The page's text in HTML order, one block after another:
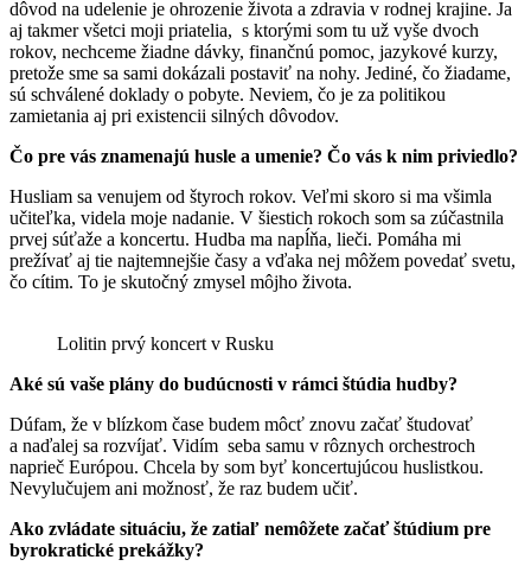
dôvod na udelenie je ohrozenie života a zdravia v rodnej krajine. Ja
aj takmer všetci moji priatelia, s ktorými som tu už vyše dvoch
rokov, nechceme žiadne dávky, finančnú pomoc, jazykové kurzy,
pretože sme sa sami dokázali postaviť na nohy. Jediné, čo žiadame,
sú schválené doklady o pobyte. Neviem, čo je za politikou
zamietania aj pri existencii silných dôvodov.
Čo pre vás znamenajú husle a umenie? Čo vás k nim priviedlo?
Husliam sa venujem od štyroch rokov. Veľmi skoro si ma všimla
učiteľka, videla moje nadanie. V šiestich rokoch som sa zúčastnila
prvej súťaže a koncertu. Hudba ma napĺňa, lieči. Pomáha mi
prežívať aj tie najtemnejšie časy a vďaka nej môžem povedať svetu,
čo cítim. To je skutočný zmysel môjho života.
Lolitin prvý koncert v Rusku
Aké sú vaše plány do budúcnosti v rámci štúdia hudby?
Dúfam, že v blízkom čase budem môcť znovu začať študovať
a naďalej sa rozvíjať. Vidím seba samu v rôznych orchestroch
naprieč Európou. Chcela by som byť koncertujúcou huslistkou.
Nevylučujem ani možnosť, že raz budem učiť.
Ako zvládate situáciu, že zatiaľ nemôžete začať štúdium pre
byrokratické prekážky?